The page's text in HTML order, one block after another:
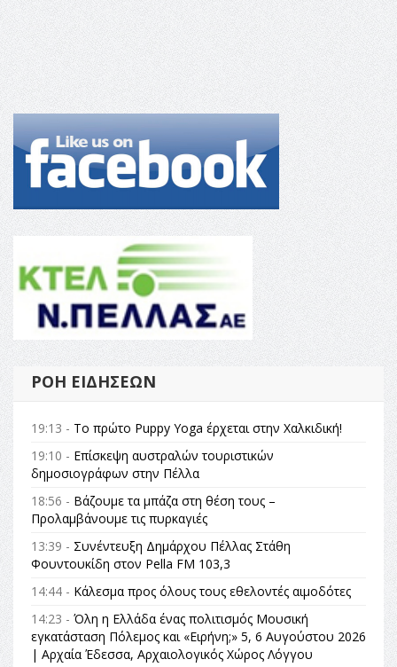
ΡΟΉ ΕΙΔΉΣΕΩΝ
19:13 - Το πρώτο Puppy Yoga έρχεται στην Χαλκιδική!
19:10 - Επίσκεψη αυστραλών τουριστικών
δημοσιογράφων στην Πέλλα
18:56 - Βάζουμε τα μπάζα στη θέση τους –
Προλαμβάνουμε τις πυρκαγιές
13:39 - Συνέντευξη Δημάρχου Πέλλας Στάθη
Φουντουκίδη στον Pella FM 103,3
14:44 - Κάλεσμα προς όλους τους εθελοντές αιμοδότες
14:23 - Όλη η Ελλάδα ένας πολιτισμός Μουσική
εγκατάσταση Πόλεμος και «Ειρήνη;» 5, 6 Αυγούστου 2026
| Αρχαία Έδεσσα, Αρχαιολογικός Χώρος Λόγγου